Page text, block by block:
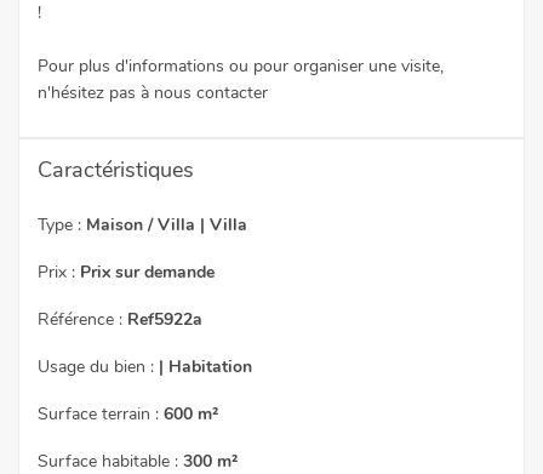
!
Pour plus d'informations ou pour organiser une visite,
n'hésitez pas à nous contacter
Caractéristiques
Type : Maison / Villa | Villa
Prix : Prix sur demande
Référence : Ref5922a
Usage du bien : | Habitation
Surface terrain : 600 m²
Surface habitable : 300 m²